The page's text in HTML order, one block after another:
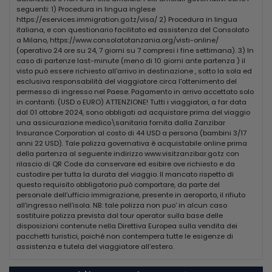
succhi di frutta e il caffè espresso.
SPIAGGIA
Una lunga spiaggia di sabbia bianca attrezzata con
ombrelloni e lettini prendisole.
SPORT E ATTIVITA'
Gratuite: tennis (2 campi in mateco con illuminazione), tiro
con larco, snorkeling, beach volley, beach soccer, fi tness,
ginnastica acquatica, bocce, ping-pong.
A pagamento: attività subacquee.
CENTRO SUBAQUEO
Il Club si avvale della collaborazione del vicino Centro
Subacqueo Rising Sun Dive Center che opera sullisola dal
1997. Istruttori esperti e qualifi cati vi accompagneranno
alla scoperta del mondo sottomarino. Il Centro offre lintera
gamma dei corsi PADI. Presso il Centro è possibile
noleggiare lattrezzatura snorkeling e tutto loccorrente più
allavanguardia per le immersioni (a pagamento). Il reef
ancora intatto sulla costa orientale offre una grande
varietà di vita marina e bellissimi punti dimmersione a
seguenti: 1) Procedura in lingua inglese
https://eservices.immigration.go.tz/visa/ 2) Procedura in lingua
italiana, e con questionario facilitato ed assistenza del Consolato
a Milano, https://www.consolatotanzania.org/visti-online/
(operativo 24 ore su 24, 7 giorni su 7 compresi i fine settimana). 3) In
caso di partenze last-minute (meno di 10 giorni ante partenza ) il
visto può essere richiesto all'arrivo in destinazione , sotto la sola ed
esclusiva responsabilità del viaggiatore circa l'ottenimento del
permesso di ingresso nel Paese. Pagamento in arrivo accettato solo
in contanti. (USD o EURO) ATTENZIONE! Tutti i viaggiatori, a far data
dal 01 ottobre 2024, sono obbligati ad acquistare prima del viaggio
una assicurazione medico\sanitaria fornita dalla Zanzibar
Insurance Corporation al costo di 44 USD a persona (bambini 3/17
anni 22 USD). Tale polizza governativa è acquistabile online prima
della partenza al seguente indirizzo www.visitzanzibar.go.tz con
rilascio di QR Code da conservare ed esibire ove richiesto e da
custodire per tutta la durata del viaggio. Il mancato rispetto di
questo requisito obbligatorio può comportare, da parte del
personale dell’ufficio immigrazione, presente in aeroporto, il rifiuto
all'ingresso nell’isola. NB: tale polizza non puo' in alcun caso
sostituire polizza prevista dal tour operator sulla base delle
disposizioni contenute nella Direttiva Europea sulla vendita dei
pacchetti turistici, poiché non contempera tutte le esigenze di
assistenza e tutela del viaggiatore all’estero.